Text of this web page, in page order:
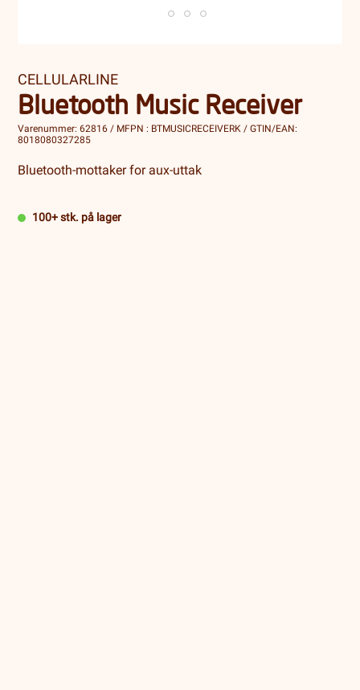
CELLULARLINE
Bluetooth Music Receiver
Varenummer: 62816 / MFPN : BTMUSICRECEIVERK / GTIN/EAN:
8018080327285
Bluetooth-mottaker for aux-uttak
100+ stk. på lager